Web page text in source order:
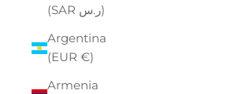
(SAR ر.س)
Argentina
(EUR €)
Armenia